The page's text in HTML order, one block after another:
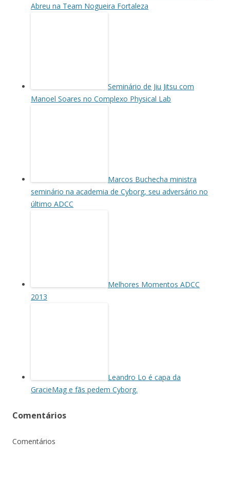
Abreu na Team Nogueira Fortaleza
Seminário de Jiu Jitsu com
Manoel Soares no Complexo Physical Lab
Marcos Buchecha ministra
seminário na academia de Cyborg, seu adversário no
último ADCC
Melhores Momentos ADCC
2013
Leandro Lo é capa da
GracieMag e fãs pedem Cyborg.
Comentários
Comentários